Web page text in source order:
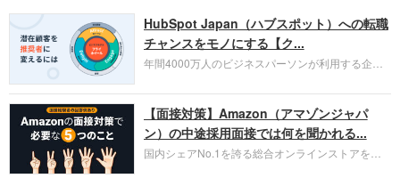
HubSpot Japan（ハブスポット）への転職
チャンスをモノにする【ク...
年間4000万人のビジネスパーソンが利用する企業
お勧めするイチオシ企業をご紹介します。今回はク
ラウド型CRMプラットフォームを提供する
HubSpot Japan（ハブスポット・ジャパン）株式会
社です。採用面接対策の企業研究にご活用くださ
い。
【面接対策】Amazon（アマゾンジャパ
ン）の中途採用面接では何を聞かれる...
国内シェアNo.1を誇る総合オンラインストアを運